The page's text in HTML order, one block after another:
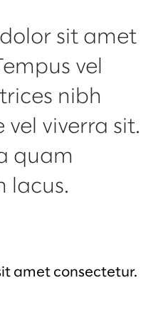
sit amet
vel
nibh
vel viverra sit.
quam
lacus.
amet consectetur.